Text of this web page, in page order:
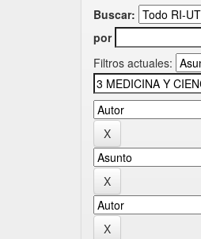
Buscar:
por
Filtros actuales: